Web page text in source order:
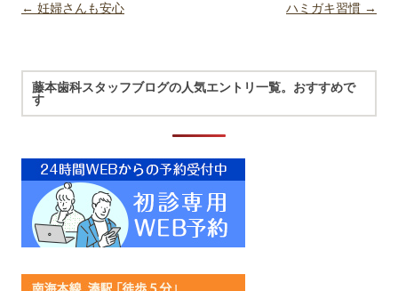
Post navigation
← 妊婦さんも安心 ハミガキ習慣 →
藤本歯科スタッフブログの人気エントリ一覧。おすすめで
す